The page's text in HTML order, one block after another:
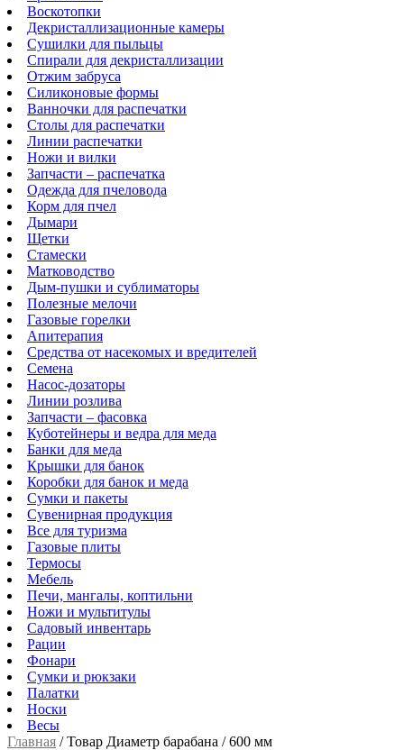
Воскотопки
Декристаллизационные камеры
Сушилки для пыльцы
Спирали для декристаллизации
Отжим забруса
Силиконовые формы
Ванночки для распечатки
Столы для распечатки
Линии распечатки
Ножи и вилки
Запчасти – распечатка
Одежда для пчеловода
Корм для пчел
Дымари
Щетки
Стамески
Матководство
Дым-пушки и сублиматоры
Полезные мелочи
Газовые горелки
Апитерапия
Средства от насекомых и вредителей
Семена
Насос-дозаторы
Линии розлива
Запчасти – фасовка
Куботейнеры и ведра для меда
Банки для меда
Крышки для банок
Коробки для банок и меда
Сумки и пакеты
Сувенирная продукция
Все для туризма
Газовые плиты
Термосы
Мебель
Печи, мангалы, коптильни
Ножи и мультитулы
Садовый инвентарь
Рации
Фонари
Сумки и рюкзаки
Палатки
Носки
Весы
Главная /Товар Диаметр барабана /600 мм